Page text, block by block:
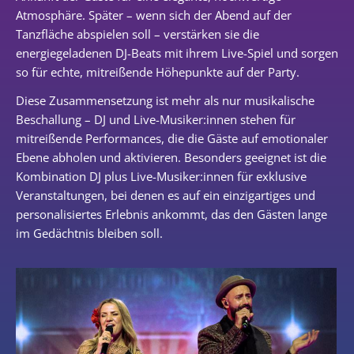
Atmosphäre. Später – wenn sich der Abend auf der
Tanzfläche abspielen soll – verstärken sie die
energiegeladenen DJ-Beats mit ihrem Live-Spiel und sorgen
so für echte, mitreißende Höhepunkte auf der Party.
Diese Zusammensetzung ist mehr als nur musikalische
Beschallung – DJ und Live-Musiker:innen stehen für
mitreißende Performances, die die Gäste auf emotionaler
Ebene abholen und aktivieren. Besonders geeignet ist die
Kombination DJ plus Live-Musiker:innen für exklusive
Veranstaltungen, bei denen es auf ein einzigartiges und
personalisiertes Erlebnis ankommt, das den Gästen lange
im Gedächtnis bleiben soll.